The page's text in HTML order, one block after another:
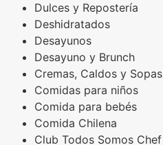
Dulces y Repostería
Deshidratados
Desayunos
Desayuno y Brunch
Cremas, Caldos y Sopas
Comidas para niños
Comida para bebés
Comida Chilena
Club Todos Somos Chef